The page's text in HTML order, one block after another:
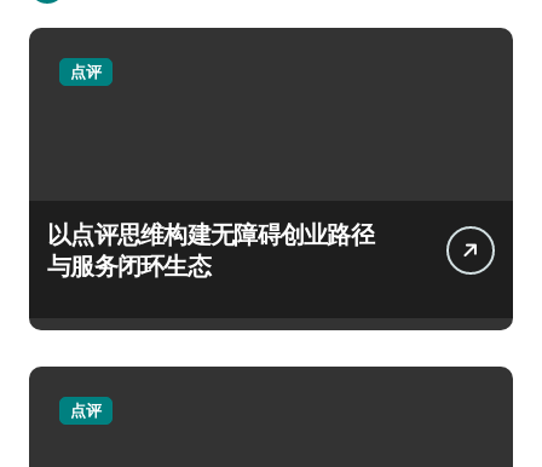
点评
以点评思维构建无障碍创业路径
与服务闭环生态
点评